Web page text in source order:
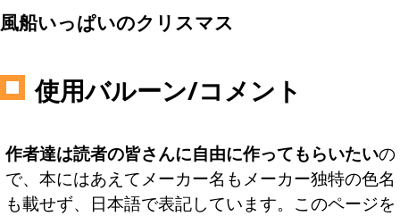
風船いっぱいのクリスマス
使用バルーン/コメント
作者達は読者の皆さんに自由に作ってもらいたいの
で、本にはあえてメーカー名もメーカー独特の色名
も載せず、日本語で表記しています。このページを